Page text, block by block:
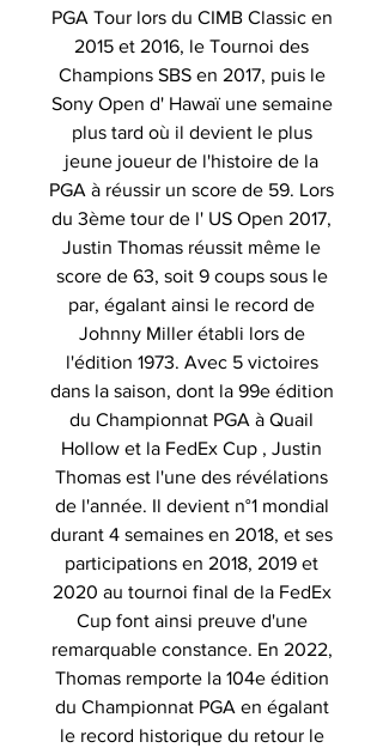
PGA Tour lors du CIMB Classic en
2015 et 2016, le Tournoi des
Champions SBS en 2017, puis le
Sony Open d' Hawaï une semaine
plus tard où il devient le plus
jeune joueur de l'histoire de la
PGA à réussir un score de 59. Lors
du 3ème tour de l' US Open 2017,
Justin Thomas réussit même le
score de 63, soit 9 coups sous le
par, égalant ainsi le record de
Johnny Miller établi lors de
l'édition 1973. Avec 5 victoires
dans la saison, dont la 99e édition
du Championnat PGA à Quail
Hollow et la FedEx Cup , Justin
Thomas est l'une des révélations
de l'année. Il devient n°1 mondial
durant 4 semaines en 2018, et ses
participations en 2018, 2019 et
2020 au tournoi final de la FedEx
Cup font ainsi preuve d'une
remarquable constance. En 2022,
Thomas remporte la 104e édition
du Championnat PGA en égalant
le record historique du retour le